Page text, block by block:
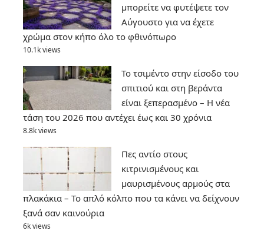
μπορείτε να φυτέψετε τον
Αύγουστο για να έχετε
χρώμα στον κήπο όλο το φθινόπωρο
10.1k views
Το τσιμέντο στην είσοδο του
σπιτιού και στη βεράντα
είναι ξεπερασμένο – Η νέα
τάση του 2026 που αντέχει έως και 30 χρόνια
8.8k views
Πες αντίο στους
κιτρινισμένους και
μαυρισμένους αρμούς στα
πλακάκια – Το απλό κόλπο που τα κάνει να δείχνουν
ξανά σαν καινούρια
6k views